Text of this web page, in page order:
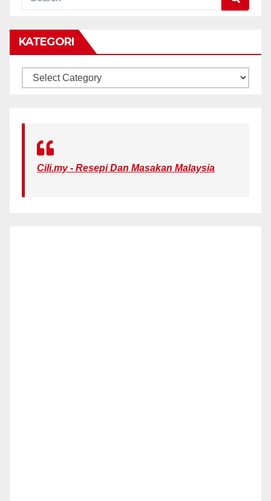
KATEGORI
KATEGORI
Cili.my - Resepi Dan Masakan Malaysia